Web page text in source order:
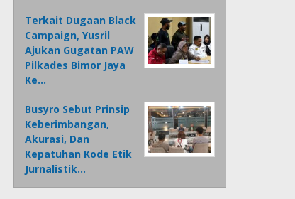
Terkait Dugaan Black
Campaign, Yusril
Ajukan Gugatan PAW
Pilkades Bimor Jaya
Ke…
Busyro Sebut Prinsip
Keberimbangan,
Akurasi, Dan
Kepatuhan Kode Etik
Jurnalistik…